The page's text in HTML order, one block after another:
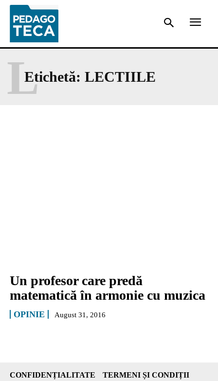
Etichetă: LECTIILE
L
Un profesor care predă
matematică în armonie cu muzica
OPINIE August 31, 2016
CONFIDENȚIALITATE
TERMENI ȘI CONDIȚII